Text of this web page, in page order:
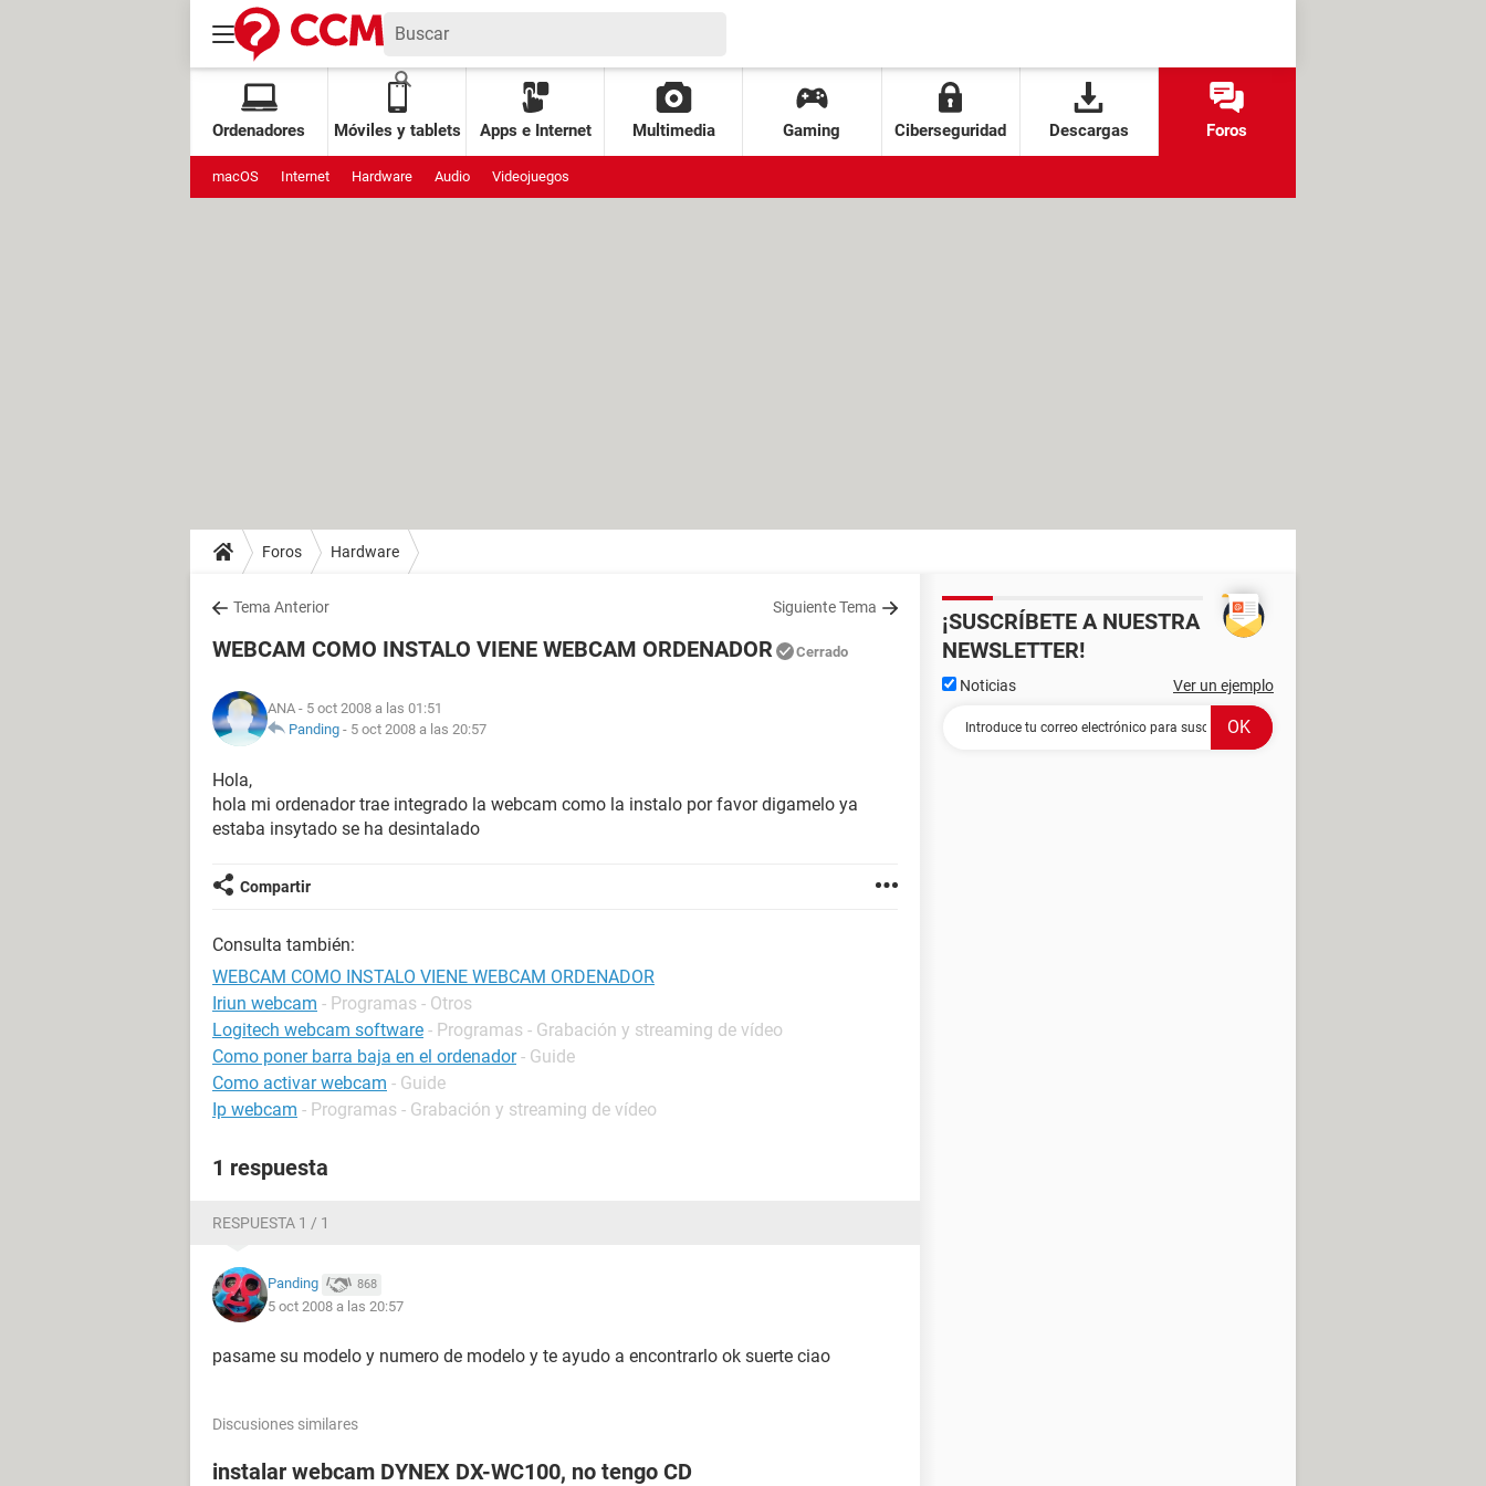
Ordenadores Móviles y tablets Apps e Internet Multimedia Gaming Ciberseguridad Descargas Foros
macOS Internet Hardware Audio Videojuegos
Foros Hardware
Tema Anterior Siguiente Tema
WEBCAM COMO INSTALO VIENE WEBCAM ORDENADOR Cerrado
ANA - 5 oct 2008 a las 01:51
Panding - 5 oct 2008 a las 20:57
Hola,
hola mi ordenador trae integrado la webcam como la instalo por favor digamelo ya
estaba insytado se ha desintalado
Compartir
Consulta también:
WEBCAM COMO INSTALO VIENE WEBCAM ORDENADOR
Iriun webcam - Programas - Otros
Logitech webcam software - Programas - Grabación y streaming de vídeo
Como poner barra baja en el ordenador - Guide
Como activar webcam - Guide
Ip webcam - Programas - Grabación y streaming de vídeo
1 respuesta
RESPUESTA 1 / 1
Panding 868
5 oct 2008 a las 20:57
pasame su modelo y numero de modelo y te ayudo a encontrarlo ok suerte ciao
Discusiones similares
instalar webcam DYNEX DX-WC100, no tengo CD
¡SUSCRÍBETE A NUESTRA
NEWSLETTER!
Noticias Ver un ejemplo